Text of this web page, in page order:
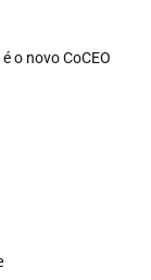
o novo CoCEO